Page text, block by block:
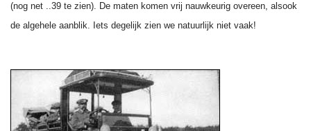
(nog net ..39 te zien). De maten komen vrij nauwkeurig overeen, alsook
de algehele aanblik. Iets degelijk zien we natuurlijk niet vaak!